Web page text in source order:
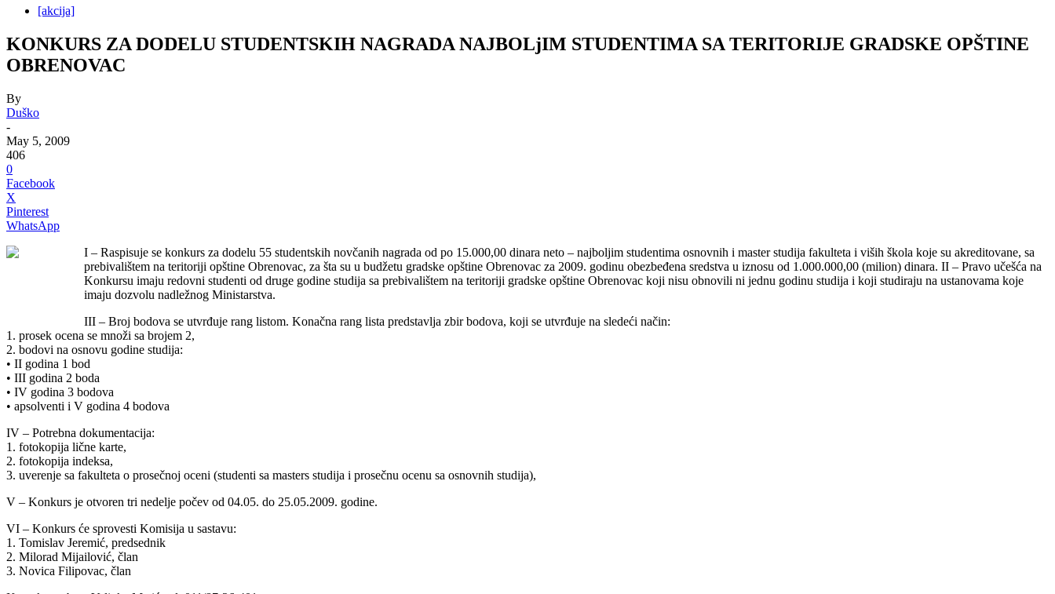
[akcija]
KONKURS ZA DODELU STUDENTSKIH NAGRADA NAJBOLjIM STUDENTIMA SA TERITORIJE GRADSKE OPŠTINE
OBRENOVAC
By
Duško
-
May 5, 2009
406
0
Facebook
X
Pinterest
WhatsApp
I – Raspisuje se konkurs za dodelu 55 studentskih novčanih nagrada od po 15.000,00 dinara neto – najboljim studentima osnovnih i master studija fakulteta i viših škola koje su akreditovane, sa
prebivalištem na teritoriji opštine Obrenovac, za šta su u budžetu gradske opštine Obrenovac za 2009. godinu obezbeđena sredstva u iznosu od 1.000.000,00 (milion) dinara. II – Pravo učešća na
Konkursu imaju redovni studenti od druge godine studija sa prebivalištem na teritoriji gradske opštine Obrenovac koji nisu obnovili ni jednu godinu studija i koji studiraju na ustanovama koje
imaju dozvolu nadležnog Ministarstva.
III – Broj bodova se utvrđuje rang listom. Konačna rang lista predstavlja zbir bodova, koji se utvrđuje na sledeći način:
1. prosek ocena se množi sa brojem 2,
2. bodovi na osnovu godine studija:
• II godina 1 bod
• III godina 2 boda
• IV godina 3 bodova
• apsolventi i V godina 4 bodova
IV – Potrebna dokumentacija:
1. fotokopija lične karte,
2. fotokopija indeksa,
3. uverenje sa fakulteta o prosečnoj oceni (studenti sa masters studija i prosečnu ocenu sa osnovnih studija),
V – Konkurs je otvoren tri nedelje počev od 04.05. do 25.05.2009. godine.
VI – Konkurs će sprovesti Komisija u sastavu:
1. Tomislav Jeremić, predsednik
2. Milorad Mijailović, član
3. Novica Filipovac, član